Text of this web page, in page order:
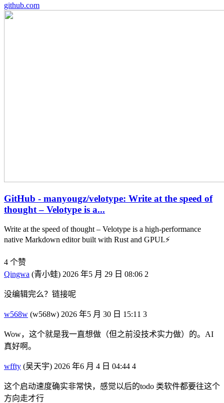
github.com
GitHub - manyougz/velotype: Write at the speed of
thought – Velotype is a...
Write at the speed of thought – Velotype is a high-performance
native Markdown editor built with Rust and GPUI.⚡
4 个赞
Qingwa (青小蛙) 2026 年5 月 29 日 08:06 2
没编辑完么？链接呢
w568w (w568w) 2026 年5 月 30 日 15:11 3
Wow，这个就是我一直想做（但之前没技术实力做）的。AI
真好啊。
wffty (吴天宇) 2026 年6 月 4 日 04:44 4
这个启动速度确实非常快，感觉以后的todo 类软件都要往这个
方向走才行